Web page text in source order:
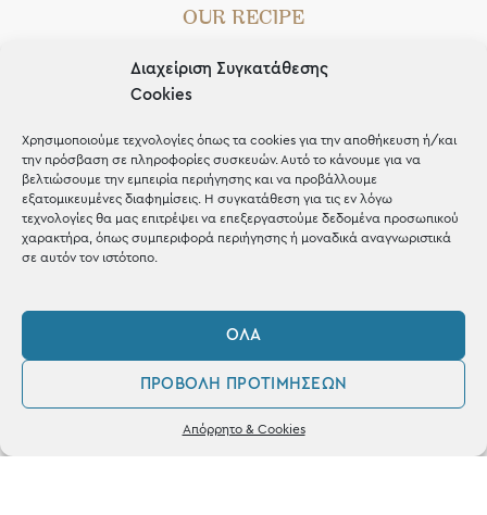
Διαχείριση Συγκατάθεσης
Cookies
Χρησιμοποιούμε τεχνολογίες όπως τα cookies για την αποθήκευση ή/και
την πρόσβαση σε πληροφορίες συσκευών. Αυτό το κάνουμε για να
βελτιώσουμε την εμπειρία περιήγησης και να προβάλλουμε
εξατομικευμένες διαφημίσεις. Η συγκατάθεση για τις εν λόγω
τεχνολογίες θα μας επιτρέψει να επεξεργαστούμε δεδομένα προσωπικού
χαρακτήρα, όπως συμπεριφορά περιήγησης ή μοναδικά αναγνωριστικά
σε αυτόν τον ιστότοπο.
ΌΛΑ
ΠΡΟΒΟΛΉ ΠΡΟΤΙΜΉΣΕΩΝ
Απόρρητο & Cookies
OUR RECIPE
Gifts
Blog
Shop the look
ΚΑΤΑΣΤΗΜΑ
Σταθά 17, 38221 Βόλος
2421 217300
Δευ / Τετ / Σαβ: 09:00 - 15:00
0